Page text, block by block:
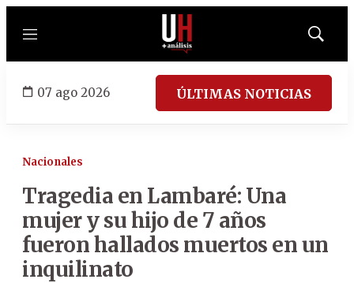
Menú
Mostrar
07 ago 2026 ÚLTIMAS NOTICIAS
Nacionales
Tragedia en Lambaré: Una
mujer y su hijo de 7 años
fueron hallados muertos en un
inquilinato